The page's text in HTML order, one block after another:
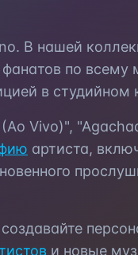
В нашей
фанатов по всему
в студийном
Vivo)",
артиста,
и новые